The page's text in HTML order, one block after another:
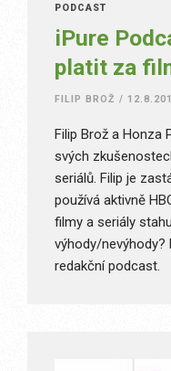
PODCAST
iPure
platit za
FILIP BROŽ /
Filip Brož a Honza
svých
seriálů. Filip je
používá aktivně
filmy a seriály
výhody/
redakční podcast.